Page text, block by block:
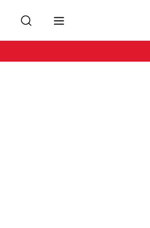
Recherche